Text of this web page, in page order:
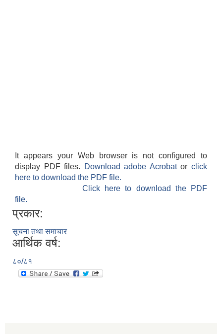
It appears your Web browser is not configured to
display PDF files.
Download adobe Acrobatorclick
here to download the PDF file.
Click here to download the PDF
file.
प्रकार:
सूचना तथा समाचार
आर्थिक वर्ष:
८०/८१